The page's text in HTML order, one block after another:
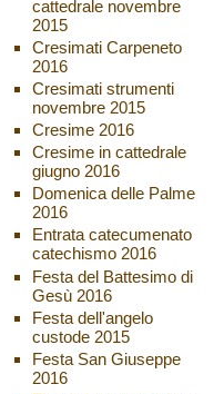
cattedrale novembre
2015
Cresimati Carpeneto
2016
Cresimati strumenti
novembre 2015
Cresime 2016
Cresime in cattedrale
giugno 2016
Domenica delle Palme
2016
Entrata catecumenato
catechismo 2016
Festa del Battesimo di
Gesù 2016
Festa dell'angelo
custode 2015
Festa San Giuseppe
2016